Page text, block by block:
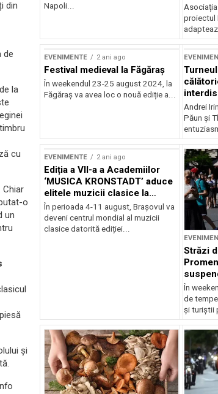
din
de
la
cu
Chiar
o
un
și
Napoli...
proiectul
EVENIMENTE 2 ani ago
Festival medieval la Făgăraș
În weekendul 23-25 august 2024, la
Făgăraș va avea loc o nouă ediție a...
Andrei
Păun și
EVENIMENTE 2 ani ago
Ediția a VII-a a Academiilor
‘MUSICA KRONSTADT’ aduce
elitele muzicii clasice la
Brașov
În perioada 4-11 august, Brașovul va
deveni centrul mondial al muzicii
clasice datorită ediției...
Străzi
În
de
și turiștii